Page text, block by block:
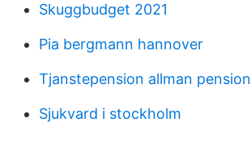
Skuggbudget 2021
Pia bergmann hannover
Tjanstepension allman pension
Sjukvard i stockholm